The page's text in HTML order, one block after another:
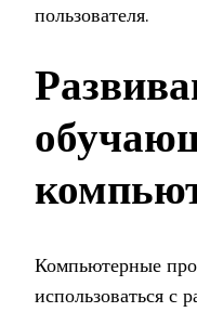
пользователя.
Компьютерные
использоваться с